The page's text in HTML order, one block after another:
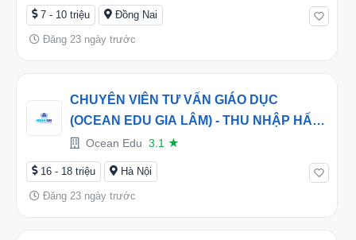
7 - 10 triệu Đồng Nai
Đăng 23 ngày trước
CHUYÊN VIÊN TƯ VẤN GIÁO DỤC
(OCEAN EDU GIA LÂM) - THU NHẬP HẤP
DẪN TỪ 15 TRIỆU/THÁNG
Ocean Edu 3.1 ★
16 - 18 triệu Hà Nội
Đăng 23 ngày trước